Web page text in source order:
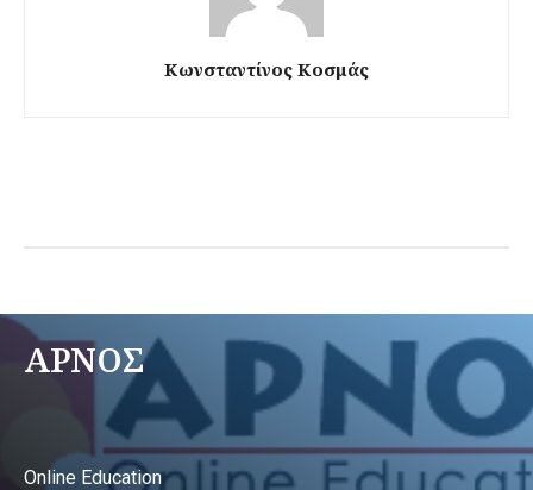
Κωνσταντίνος Κοσμάς
ΑΡΝΟΣ
Online Education